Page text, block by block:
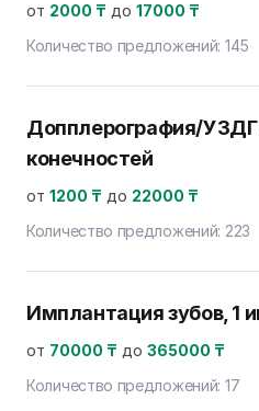
от 2000 ₸ до 17000 ₸
Количество предложений: 145
Допплерография/УЗДГ
конечностей
от 1200 ₸ до 22000 ₸
Количество предложений: 223
Имплантация зубов, 1
от 70000 ₸ до 365000 ₸
Количество предложений: 17